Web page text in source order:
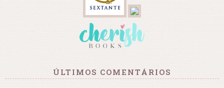
ÚLTIMOS COMENTÁRIOS